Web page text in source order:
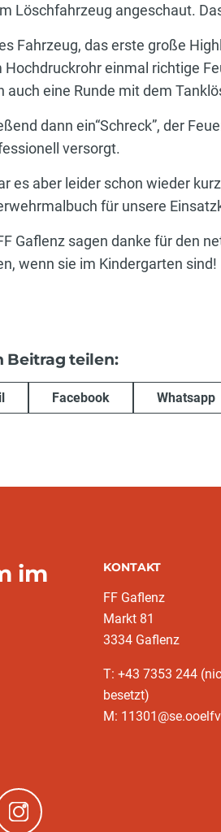
Löschfahrzeug angeschaut.
Fahrzeug, das erste große
Hochdruckrohr einmal richtige
auch eine Runde mit dem
dann ein“Schreck”, der
versorgt.
es aber leider schon wieder
für unsere
Gaflenz sagen danke für den
wenn sie im Kindergarten sind!
Beitrag teilen:
Facebook Whatsapp
im
KONTAKT
FF Gaflenz
Markt 81
3334 Gaflenz
T: +43 7353 244
besetzt)
M:
(neues Fenster)